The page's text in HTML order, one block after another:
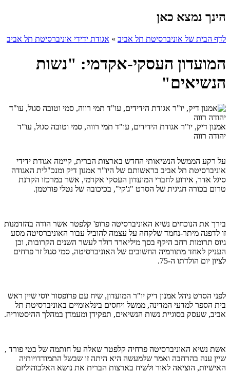
הינך נמצא כאן
לדף הבית של אוניברסיטת תל אביב » אגודת ידידי אוניברסיטת תל אביב
המועדון העסקי-אקדמי: "נשות
הנשיאים"
אמנון דיק, יו"ר אגודת הידידים, עו"ד תמי רווה, סמי וטובה סגול, עו"ד
יהודה רווה
על רקע הממשל הנשיאותי החדש בארצות הברית, קיימה אגודת ידידי
אוניברסיטת תל אביב בראשותם של היו"ר אמנון דיק ומנכ"לית האגודה
סיגל אדר, אירוע לחברי המועדון העסקי אקדמי, אשר במרכזו הקרנת
טרום בכורה חגיגית של הסרט "ג'קי", בכיכובה של נטלי פורטמן.
בירך את הנוכחים נשיא האוניברסיטה פרופ' קלפטר אשר הודה בהזדמנות
זו לדפנה מיתר-נחמד שלקחה על עצמה להוביל עבור האוניברסיטה מסע
גיוס תרומות רחב היקף בסך מיליארד דולר לעשר השנים הקרובות, וכן
העניק לאחד מתורמיה החשובים של האוניברסיטה, סמי סגול זר פרחים
לציון יום הולדתו ה-75.
לפני הסרט ניהל אמנון דיק יו"ר המועדון, שיח עם פרופסור יוסי שיין ראש
בית הספר למדעי המדינה, ממשל ויחסים בינלאומיים באוניברסיטת תל
אביב, שעסק בסוגיית נשות הנשיאים, תפקידן ומעמדן במהלך ההיסטוריה.
אשת נשיא האוניברסיטה פרחיה קלפטר שאלה על חותמה של בטי פורד ,
שיין ענה בהרחבה ואמר שלמעשה היא היתה זו שבשל התמודדויותיה
האישיות, הוציאה לאור ולשיח בארצות הברית את נושא האלכוהוליזם